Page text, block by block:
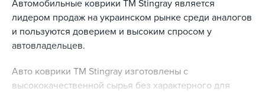
Автомобильные коврики TM Stingray является
лидером продаж на украинском рынке среди аналогов
и пользуются доверием и высоким спросом у
автовладельцев.
Авто коврики ТМ Stingray изготовлены с
высококачественной сырья без характерного для